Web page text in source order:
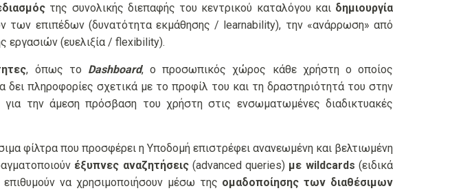
της συνολικής διεπαφής του κεντρικού καταλόγου και δημιουργία
των επιπέδων (δυνατότητα εκμάθησης / learnability), την «ανάρρωση» από
(ευελιξία / flexibility).
, όπως το Dashboard, ο προσωπικός χώρος κάθε χρήστη ο οποίος
πληροφορίες σχετικά με το προφίλ του και τη δραστηριότητά του στην
την άμεση πρόσβαση του χρήστη στις ενσωματωμένες διαδικτυακές
φίλτρα που προσφέρει η Υποδομή επιστρέφει ανανεωμένη και βελτιωμένη
έξυπνες αναζητήσεις(advanced queries) με wildcards (ειδικά
να χρησιμοποιήσουν μέσω της ομαδοποίησης των διαθέσιμων